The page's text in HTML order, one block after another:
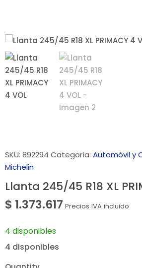
SKU: 892294 Categoría: Automóvil y
Michelin
Llanta 245/45 R18 XL
$ 1.373.617 Precios IVA incluido
4 disponibles
4 disponibles